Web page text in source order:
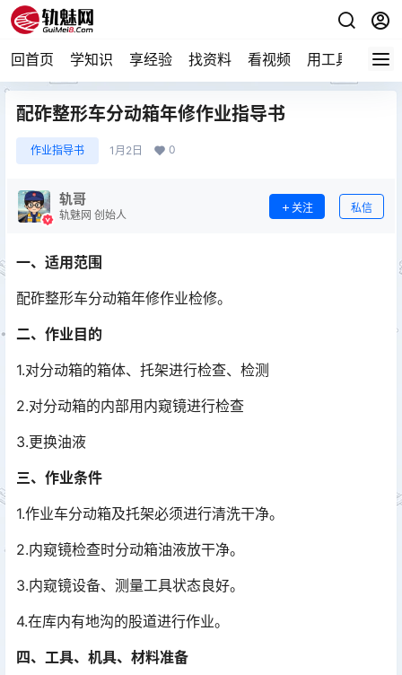
回首页 学知识 享经验 找资料 看视频 用工具 论技
配砟整形车分动箱年修作业指导书
作业指导书 1月2日 0
轨哥
轨魅网 创始人
关注 私信
一、适用范围
配砟整形车分动箱年修作业检修。
二、作业目的
1.对分动箱的箱体、托架进行检查、检测
2.对分动箱的内部用内窥镜进行检查
3.更换油液
三、作业条件
1.作业车分动箱及托架必须进行清洗干净。
2.内窥镜检查时分动箱油液放干净。
3.内窥镜设备、测量工具状态良好。
4.在库内有地沟的股道进行作业。
四、工具、机具、材料准备